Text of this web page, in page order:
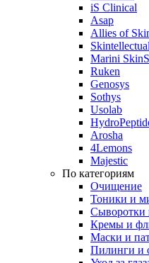
iS Clinical
Asap
Allies of
Skintellectual
Marini
Ruken
Genosys
Sothys
Usolab
Arosha
4Lemons
Majestic
По категориям
Очищение
Тоники и
Сыворотки
Кремы и
Маски и
Пилинги и